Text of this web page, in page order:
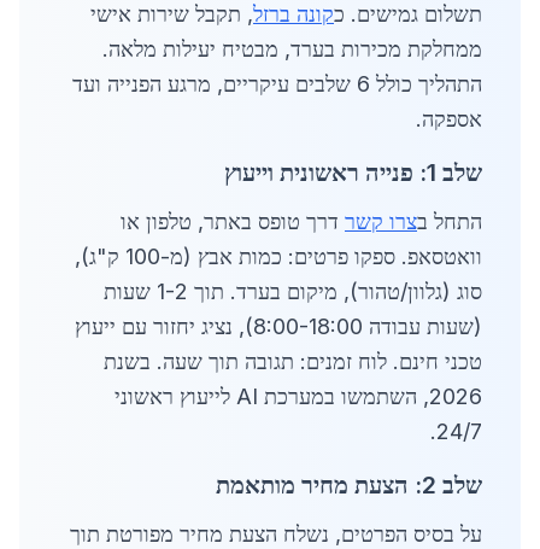
תשלום גמישים. כקונה ברזל, תקבל שירות אישי
ממחלקת מכירות בערד, מבטיח יעילות מלאה.
התהליך כולל 6 שלבים עיקריים, מרגע הפנייה ועד
אספקה.
שלב 1: פנייה ראשונית וייעוץ
התחל בצרו קשר דרך טופס באתר, טלפון או
וואטסאפ. ספקו פרטים: כמות אבץ (מ-100 ק"ג),
סוג (גלוון/טהור), מיקום בערד. תוך 1-2 שעות
(שעות עבודה 8:00-18:00), נציג יחזור עם ייעוץ
טכני חינם. לוח זמנים: תגובה תוך שעה. בשנת
2026, השתמשו במערכת AI לייעוץ ראשוני
24/7.
שלב 2: הצעת מחיר מותאמת
על בסיס הפרטים, נשלח הצעת מחיר מפורטת תוך